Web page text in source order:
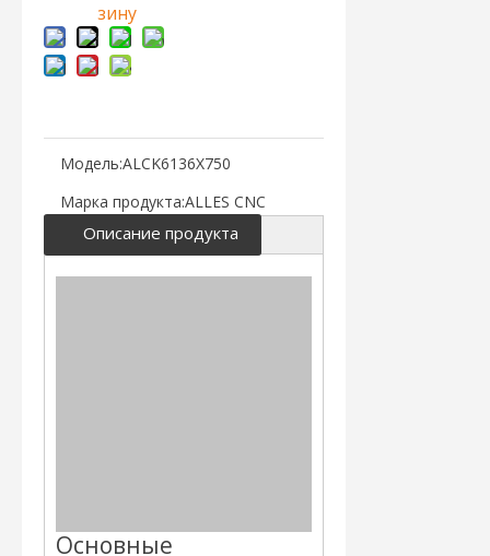
зину
Модель:ALCK6136X750
Марка продукта:ALLES CNC
Описание продукта
Основные